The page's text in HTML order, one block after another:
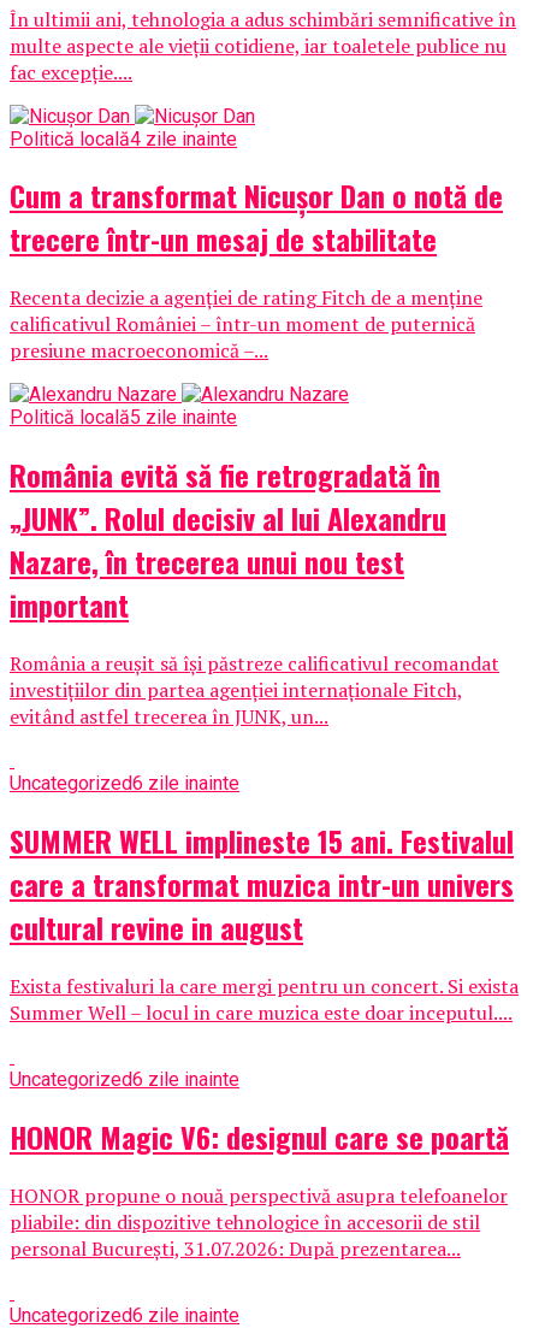
În ultimii ani, tehnologia a adus schimbări semnificative în
multe aspecte ale vieții cotidiene, iar toaletele publice nu
fac excepție....
Politică locală4 zile inainte
Cum a transformat Nicușor Dan o notă de
trecere într-un mesaj de stabilitate
Recenta decizie a agenției de rating Fitch de a menține
calificativul României – într-un moment de puternică
presiune macroeconomică –...
Politică locală5 zile inainte
România evită să fie retrogradată în
„JUNK”. Rolul decisiv al lui Alexandru
Nazare, în trecerea unui nou test
important
România a reușit să își păstreze calificativul recomandat
investițiilor din partea agenției internaționale Fitch,
evitând astfel trecerea în JUNK, un...
Uncategorized6 zile inainte
SUMMER WELL implineste 15 ani. Festivalul
care a transformat muzica intr-un univers
cultural revine in august
Exista festivaluri la care mergi pentru un concert. Si exista
Summer Well – locul in care muzica este doar inceputul....
Uncategorized6 zile inainte
HONOR Magic V6: designul care se poartă
HONOR propune o nouă perspectivă asupra telefoanelor
pliabile: din dispozitive tehnologice în accesorii de stil
personal București, 31.07.2026: După prezentarea...
Uncategorized6 zile inainte